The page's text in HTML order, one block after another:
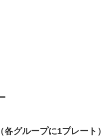
グループに1プレート）